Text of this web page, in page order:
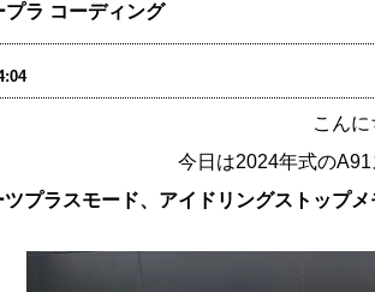
プラ コーディング
こんに
今日は2024年式のA91
ツプラスモード、アイドリングストップ